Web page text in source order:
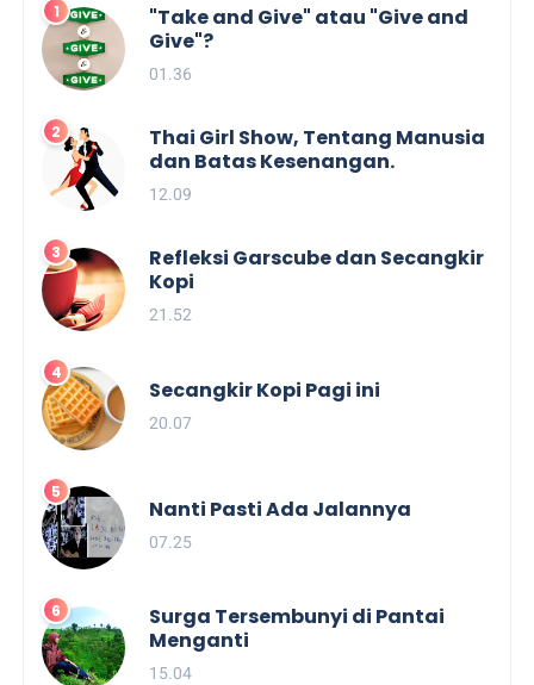
"Take and Give" atau "Give and
Give"?
01.36
Thai Girl Show, Tentang Manusia
dan Batas Kesenangan.
12.09
Refleksi Garscube dan Secangkir
Kopi
21.52
Secangkir Kopi Pagi ini
20.07
Nanti Pasti Ada Jalannya
07.25
Surga Tersembunyi di Pantai
Menganti
15.04